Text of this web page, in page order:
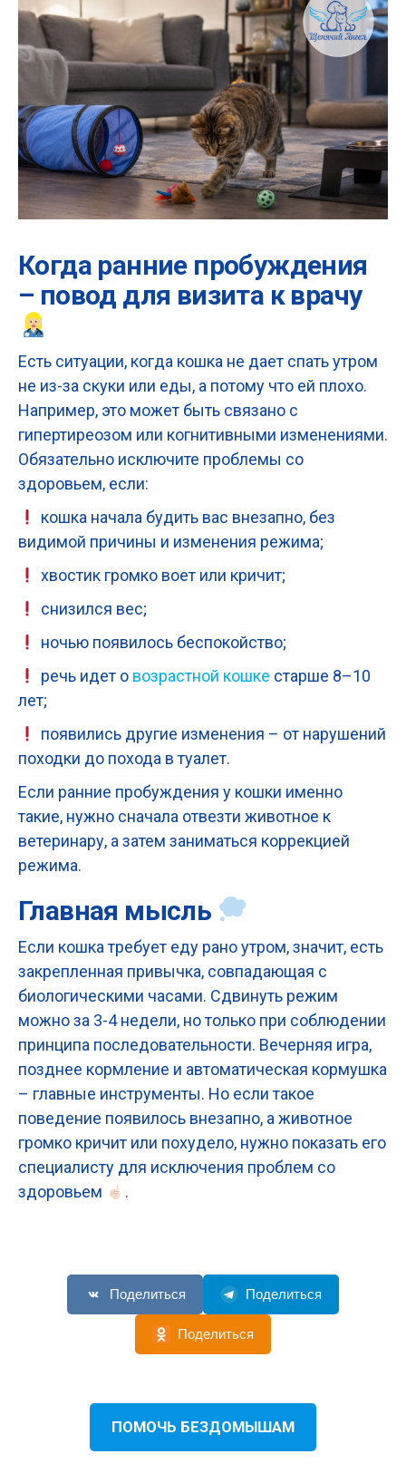
Когда ранние пробуждения
– повод для визита к врачу
Есть ситуации, когда кошка не дает спать утром
не из-за скуки или еды, а потому что ей плохо.
Например, это может быть связано с
гипертиреозом или когнитивными изменениями.
Обязательно исключите проблемы со
здоровьем, если:
кошка начала будить вас внезапно, без
видимой причины и изменения режима;
хвостик громко воет или кричит;
снизился вес;
ночью появилось беспокойство;
речь идет о возрастной кошке старше 8–10
лет;
появились другие изменения – от нарушений
походки до похода в туалет.
Если ранние пробуждения у кошки именно
такие, нужно сначала отвезти животное к
ветеринару, а затем заниматься коррекцией
режима.
Главная мысль
Если кошка требует еду рано утром, значит, есть
закрепленная привычка, совпадающая с
биологическими часами. Сдвинуть режим
можно за 3-4 недели, но только при соблюдении
принципа последовательности. Вечерняя игра,
позднее кормление и автоматическая кормушка
– главные инструменты. Но если такое
поведение появилось внезапно, а животное
громко кричит или похудело, нужно показать его
специалисту для исключения проблем со
здоровьем
.
Поделиться Поделиться
Поделиться
ПОМОЧЬ БЕЗДОМЫШАМ